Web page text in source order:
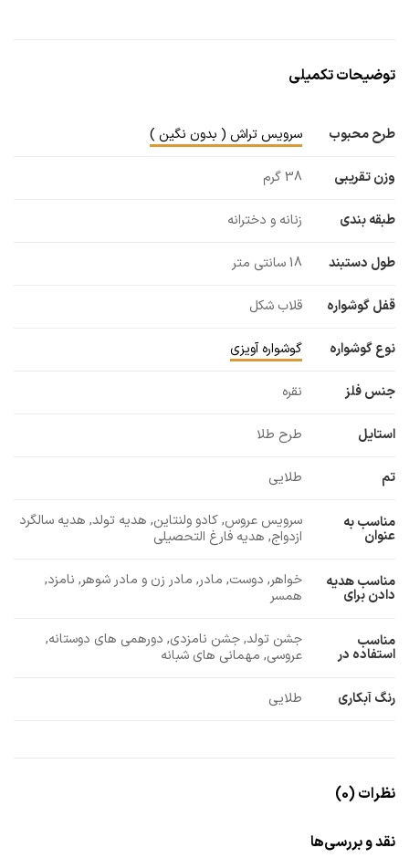
توضیحات تکمیلی
طرح محبوب سرویس تراش ( بدون نگین )
وزن تقریبی 38 گرم
طبقه بندی زنانه و دخترانه
طول دستبند 18 سانتی متر
قفل گوشواره قلاب شکل
نوع گوشواره گوشواره آویزی
جنس فلز نقره
استایل طرح طلا
تم طلایی
مناسب به
عنوان
سرویس عروس, کادو ولنتاین, هدیه تولد, هدیه سالگرد
ازدواج, هدیه فارغ التحصیلی
مناسب هدیه
دادن برای
خواهر, دوست, مادر, مادر زن و مادر شوهر, نامزد,
همسر
مناسب
استفاده در
جشن تولد, جشن نامزدی, دورهمی های دوستانه,
عروسی, مهمانی های شبانه
رنگ آبکاری طلایی
نظرات (0)
نقد و بررسی‌ها